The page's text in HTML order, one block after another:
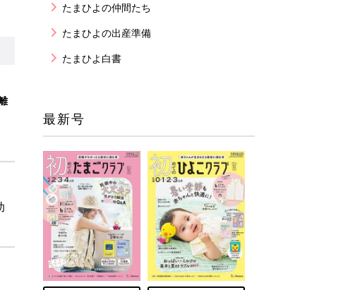
たまひよの仲間たち
たまひよの出産準備
たまひよ白書
最新号